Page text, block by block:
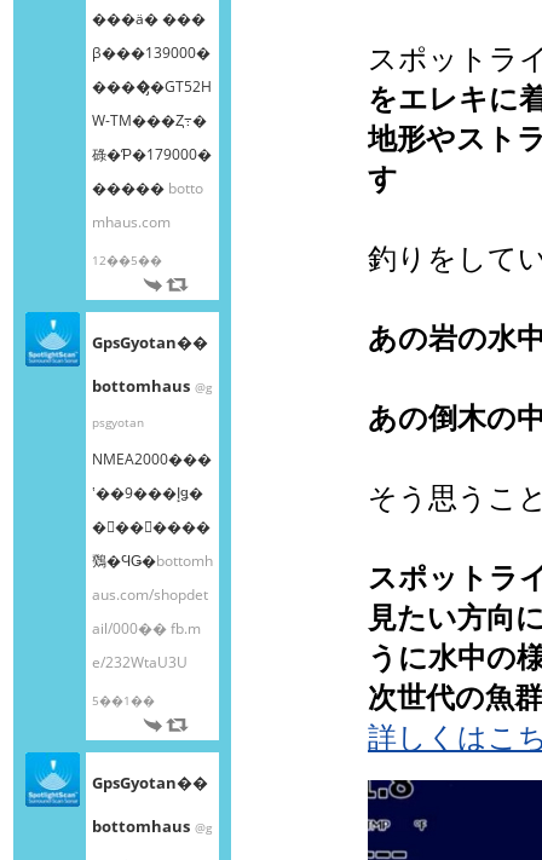
���ä� ���
β���139000�
����̡�GT52H
W-TM���Ȥ߹�
碌�Ƥ�179000�
����� botto
mhaus.com
12��5��
GpsGyotan��
bottomhaus @g
psgyotan
NMEA2000���
ʽ��9���إǥ�
�󥰥��󥵡����
䳫�ϤǤ�bottomh
aus.com/shopdet
ail/000��fb.m
e/232WtaU3U
5��1��
GpsGyotan��
bottomhaus @g
スポットラ
をエレキに
地形やスト
す
釣りをして
あの岩の水
あの倒木の
そう思うこ
スポットラ
見たい方向
うに水中の
次世代の魚
詳しくはこ